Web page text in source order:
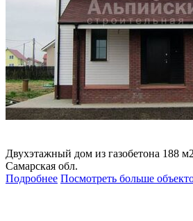
Двухэтажный дом из газобетона 188
Самарская обл.
Подробнее Посмотреть больше